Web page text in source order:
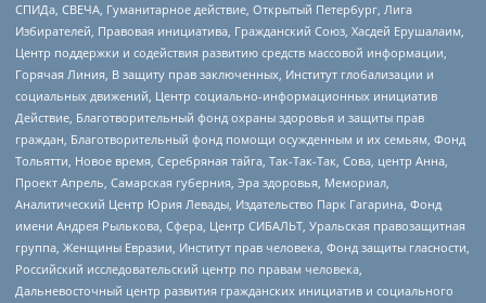
СПИДа, СВЕЧА, Гуманитарное действие, Открытый Петербург, Лига
Избирателей, Правовая инициатива, Гражданский Союз, Хасдей Ерушалаим,
Центр поддержки и содействия развитию средств массовой информации,
Горячая Линия, В защиту прав заключенных, Институт глобализации и
социальных движений, Центр социально-информационных инициатив
Действие, Благотворительный фонд охраны здоровья и защиты прав
граждан, Благотворительный фонд помощи осужденным и их семьям, Фонд
Тольятти, Новое время, Серебряная тайга, Так-Так-Так, Сова, центр Анна,
Проект Апрель, Самарская губерния, Эра здоровья, Мемориал,
Аналитический Центр Юрия Левады, Издательство Парк Гагарина, Фонд
имени Андрея Рылькова, Сфера, Центр СИБАЛЬТ, Уральская правозащитная
группа, Женщины Евразии, Институт прав человека, Фонд защиты гласности,
Российский исследовательский центр по правам человека,
Дальневосточный центр развития гражданских инициатив и социального